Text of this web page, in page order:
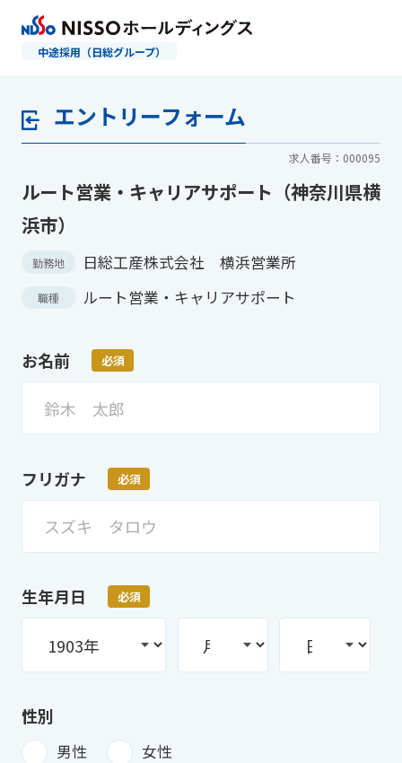
中途採用（日総グループ）
エントリーフォーム
求人番号：000095
ルート営業・キャリアサポート（神奈川県横
浜市）
勤務地 日総工産株式会社 横浜営業所
職種 ルート営業・キャリアサポート
お名前 必須
フリガナ 必須
生年月日 必須
性別
男性 女性